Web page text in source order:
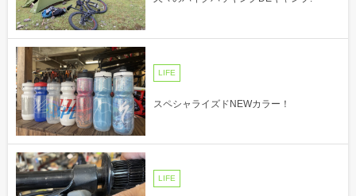
LIFE
スペシャライズドNEWカラー！
LIFE